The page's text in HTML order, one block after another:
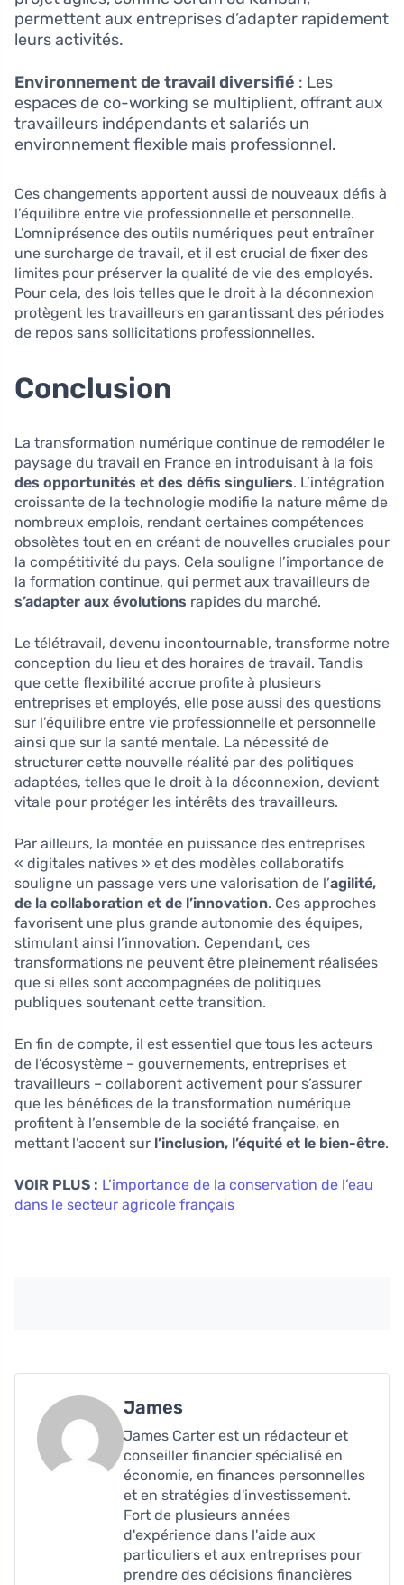
permettent aux entreprises d’adapter rapidement
leurs activités.
Environnement de travail diversifié : Les
espaces de co-working se multiplient, offrant aux
travailleurs indépendants et salariés un
environnement flexible mais professionnel.
Ces changements apportent aussi de nouveaux défis à
l’équilibre entre vie professionnelle et personnelle.
L’omniprésence des outils numériques peut entraîner
une surcharge de travail, et il est crucial de fixer des
limites pour préserver la qualité de vie des employés.
Pour cela, des lois telles que le droit à la déconnexion
protègent les travailleurs en garantissant des périodes
de repos sans sollicitations professionnelles.
Conclusion
La transformation numérique continue de remodéler le
paysage du travail en France en introduisant à la fois
des opportunités et des défis singuliers. L’intégration
croissante de la technologie modifie la nature même de
nombreux emplois, rendant certaines compétences
obsolètes tout en en créant de nouvelles cruciales pour
la compétitivité du pays. Cela souligne l’importance de
la formation continue, qui permet aux travailleurs de
s’adapter aux évolutions rapides du marché.
Le télétravail, devenu incontournable, transforme notre
conception du lieu et des horaires de travail. Tandis
que cette flexibilité accrue profite à plusieurs
entreprises et employés, elle pose aussi des questions
sur l’équilibre entre vie professionnelle et personnelle
ainsi que sur la santé mentale. La nécessité de
structurer cette nouvelle réalité par des politiques
adaptées, telles que le droit à la déconnexion, devient
vitale pour protéger les intérêts des travailleurs.
Par ailleurs, la montée en puissance des entreprises
« digitales natives » et des modèles collaboratifs
souligne un passage vers une valorisation de l’agilité,
de la collaboration et de l’innovation. Ces approches
favorisent une plus grande autonomie des équipes,
stimulant ainsi l’innovation. Cependant, ces
transformations ne peuvent être pleinement réalisées
que si elles sont accompagnées de politiques
publiques soutenant cette transition.
En fin de compte, il est essentiel que tous les acteurs
de l’écosystème – gouvernements, entreprises et
travailleurs – collaborent activement pour s’assurer
que les bénéfices de la transformation numérique
profitent à l’ensemble de la société française, en
mettant l’accent sur l’inclusion, l’équité et le bien-être.
VOIR PLUS : L’importance de la conservation de l’eau
dans le secteur agricole français
James
James Carter est un rédacteur et
conseiller financier spécialisé en
économie, en finances personnelles
et en stratégies d'investissement.
Fort de plusieurs années
d'expérience dans l'aide aux
particuliers et aux entreprises pour
prendre des décisions financières